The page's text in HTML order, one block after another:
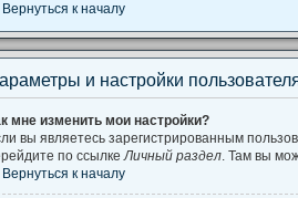
Вернуться к началу
и настройки
мне изменить мои настройки?
вы являетесь зарегистрированным
по ссылкеЛичный раздел. Там вы
Вернуться к началу